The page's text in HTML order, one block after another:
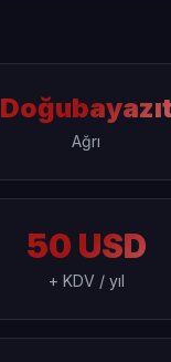
Ağrı
50 USD
+ KDV / yıl